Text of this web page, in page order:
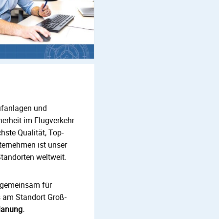
und
im Flugverkehr
Qualität, Top-
ist unser
weltweit.
für
Standort Groß-